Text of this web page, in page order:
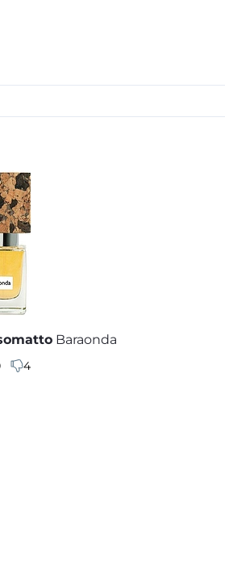
Baraonda
4